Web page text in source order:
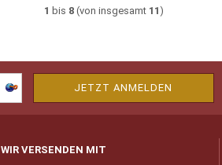
1 bis 8 (von insgesamt 11)
WIR VERSENDEN MIT